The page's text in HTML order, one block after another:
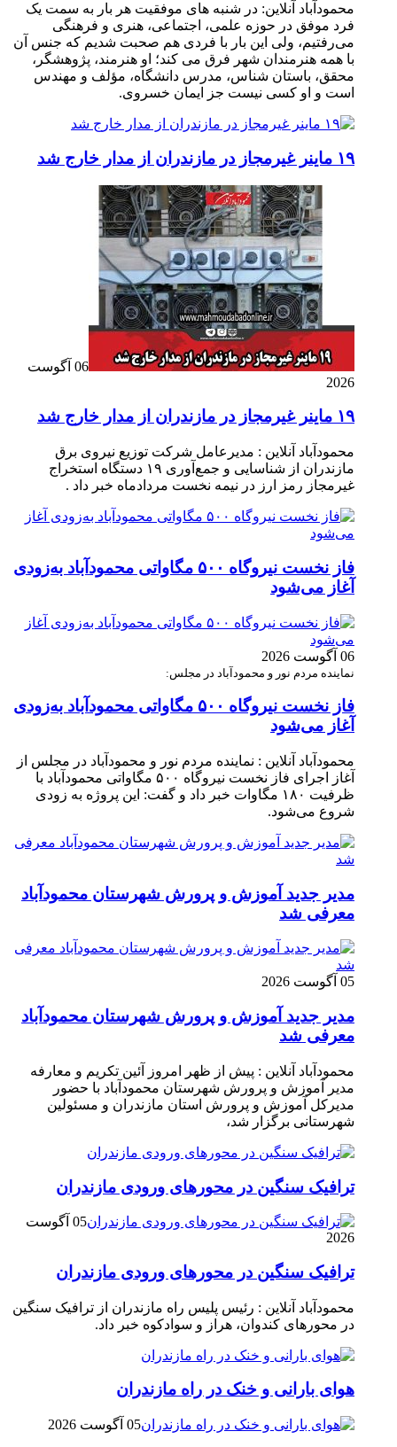
محمودآباد آنلاین: در شنبه های موفقیت هر بار به سمت یک
فرد موفق در حوزه علمی، اجتماعی، هنری و فرهنگی
می‌رفتیم، ولی این بار با فردی هم صحبت شدیم که جنس آن
با همه هنرمندان شهر فرق می کند؛ او هنرمند، پژوهشگر،
محقق، باستان شناس، مدرس دانشگاه، مؤلف و مهندس
است و او کسی نیست جز ایمان خسروی.
۱۹ ماینر غیرمجاز در مازندران از مدار خارج شد
06 آگوست
2026
۱۹ ماینر غیرمجاز در مازندران از مدار خارج شد
محمودآباد آنلاین : مدیرعامل شرکت توزیع نیروی برق
مازندران از شناسایی و جمع‌آوری ۱۹ دستگاه استخراج
غیرمجاز رمز ارز در نیمه نخست مردادماه خبر داد .
فاز نخست نیروگاه ۵۰۰ مگاواتی محمودآباد به‌زودی
آغاز می‌شود
06 آگوست 2026
نماینده مردم نور و محمودآباد در مجلس:
فاز نخست نیروگاه ۵۰۰ مگاواتی محمودآباد به‌زودی
آغاز می‌شود
محمودآباد آنلاین : نماینده مردم نور و محمودآباد در مجلس از
آغاز اجرای فاز نخست نیروگاه ۵۰۰ مگاواتی محمودآباد با
ظرفیت ۱۸۰ مگاوات خبر داد و گفت: این پروژه به زودی
شروع می‌شود.
مدیر جدید آموزش و پرورش شهرستان محمودآباد
معرفی شد
05 آگوست 2026
مدیر جدید آموزش و پرورش شهرستان محمودآباد
معرفی شد
محمودآباد آنلاین : پیش از ظهر امروز آئین تکریم و معارفه
مدیر آموزش و پرورش شهرستان محمودآباد با حضور
مدیرکل آموزش و پرورش استان مازندران و مسئولین
شهرستانی برگزار شد،
ترافیک سنگین در محور‌های ورودی مازندران
05 آگوست
2026
ترافیک سنگین در محور‌های ورودی مازندران
محمودآباد آنلاین : رئیس پلیس راه مازندران از ترافیک سنگین
در محور‌های کندوان، هراز و سوادکوه خبر داد.
هوای بارانی و خنک در راه مازندران
05 آگوست 2026